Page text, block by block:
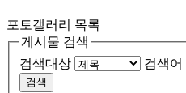
포토갤러리 목록
게시물 검색
검색대상
검색어